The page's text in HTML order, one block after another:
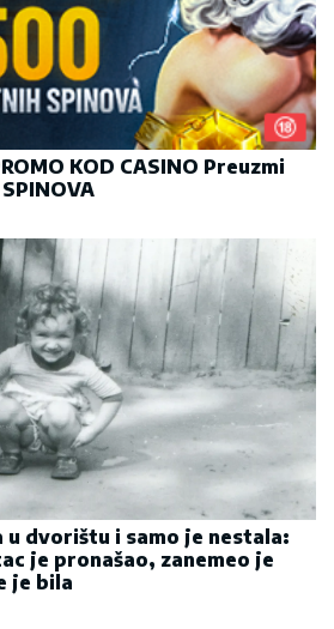
KOD CASINO Preuzmi
u dvorištu i samo je nestala:
je pronašao, zanemeo je
je bila